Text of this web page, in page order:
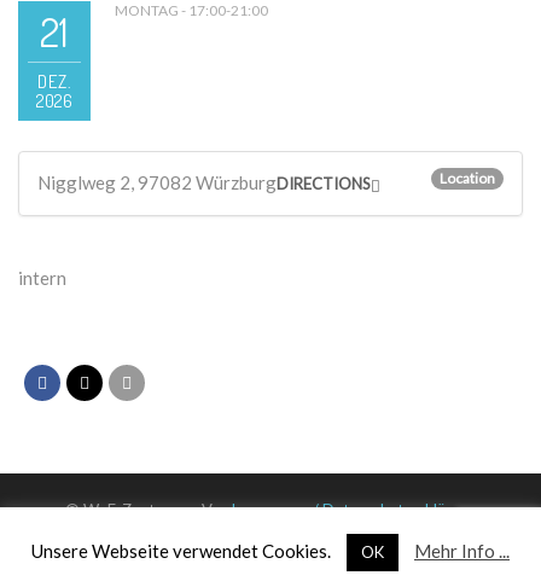
21
DEZ.
2026
MONTAG - 17:00-21:00
Nigglweg 2, 97082 Würzburg Location
DIRECTIONS
intern
© WuF-Zentrum e. V. –Impressum / Datenschutzerklärung
Unsere Webseite verwendet Cookies. OK Mehr Info ...